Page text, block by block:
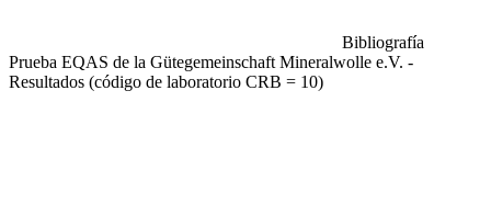
Bibliografía
Prueba EQAS de la Gütegemeinschaft Mineralwolle e.V. -
Resultados (código de laboratorio CRB = 10)